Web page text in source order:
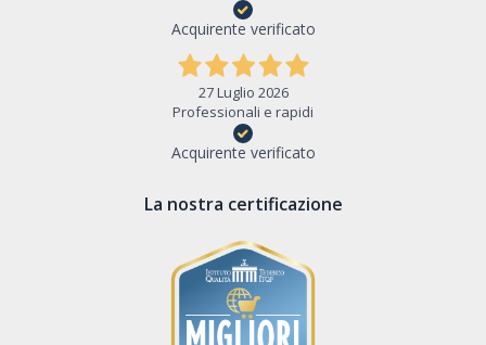
Acquirente verificato
27 Luglio 2026
Professionali e rapidi
Acquirente verificato
La nostra certificazione